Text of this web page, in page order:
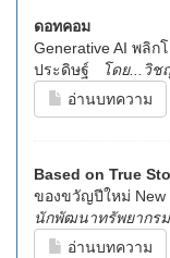
ดอทคอม
Generative AI พลิ
ประดิษฐ์
โดย...วิช
อ่านบทความ
Based on True
ของขวัญปีใหม่ New
นักพัฒนาทรัพยากร
อ่านบทความ